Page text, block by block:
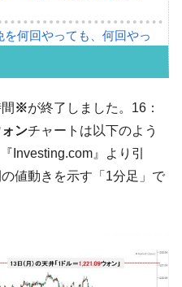
を何回やっても、何回やっ
･装薬自動供給装甲車両･珍
。
41％もある
年層の雇用状況が悪い。せ
んな雇用対策だソレ。
朝鮮なのか。選管がサーバ
※が終了しました。16：
ォンチャートは以下のよう
Investing.com』より引
値動きを示す「1分足」で